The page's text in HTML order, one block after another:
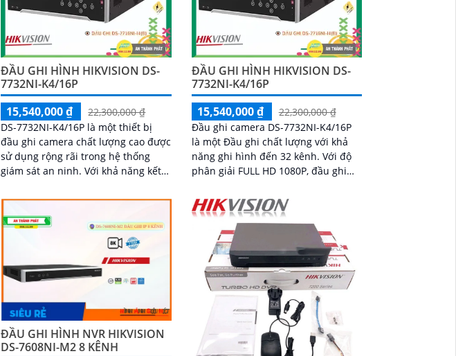
ĐẦU GHI HÌNH HIKVISION DS-
7732NI-K4/16P
15,540,000 ₫
22,300,000 ₫
DS-7732NI-K4/16P là một thiết bị
đầu ghi camera chất lượng cao được
sử dụng rộng rãi trong hệ thống
giám sát an ninh. Với khả năng kết
bị này mang đến hình ảnh sắc nét
và chất lượng cao
ĐẦU GHI HÌNH HIKVISION DS-
7732NI-K4/16P
15,540,000 ₫
22,300,000 ₫
Đầu ghi camera DS-7732NI-K4/16P
là một Đầu ghi chất lượng với khả
năng ghi hình đến 32 kênh. Với độ
phân giải FULL HD 1080P, đầu ghi
cao và sắc nét
ĐẦU GHI HÌNH NVR HIKVISION
DS-7608NI-M2 8 KÊNH